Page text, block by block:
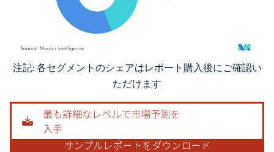
画像 © Mordor Intelligence。再利用にはCC BY 4.0の表示が必要です。
注記: 各セグメントのシェアはレポート購入後にご確認い
ただけます